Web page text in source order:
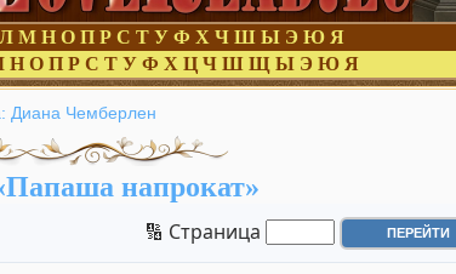
Л М Н О П Р С Т У Ф Х Ч Ш Ы Э Ю Я
Н О П Р С Т У Ф Х Ц Ч Ш Щ Ы Э Ю Я
Диана Чемберлен
напрокат»
🔢 Страница